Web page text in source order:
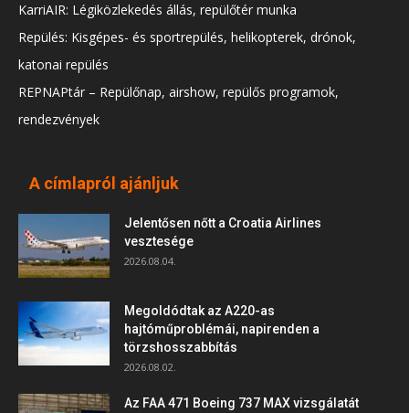
KarriAIR: Légiközlekedés állás, repülőtér munka
Repülés: Kisgépes- és sportrepülés, helikopterek, drónok,
katonai repülés
REPNAPtár – Repülőnap, airshow, repülős programok,
rendezvények
A címlapról ajánljuk
Jelentősen nőtt a Croatia Airlines
vesztesége
2026.08.04.
Megoldódtak az A220-as
hajtóműproblémái, napirenden a
törzshosszabbítás
2026.08.02.
Az FAA 471 Boeing 737 MAX vizsgálatát